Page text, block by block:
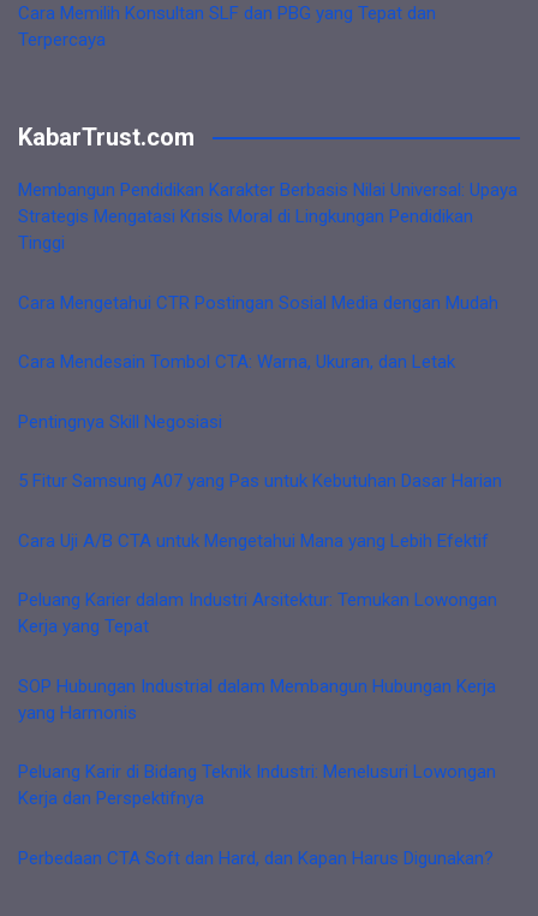
Cara Memilih Konsultan SLF dan PBG yang Tepat dan
Terpercaya
KabarTrust.com
Membangun Pendidikan Karakter Berbasis Nilai Universal: Upaya
Strategis Mengatasi Krisis Moral di Lingkungan Pendidikan
Tinggi
Cara Mengetahui CTR Postingan Sosial Media dengan Mudah
Cara Mendesain Tombol CTA: Warna, Ukuran, dan Letak
Pentingnya Skill Negosiasi
5 Fitur Samsung A07 yang Pas untuk Kebutuhan Dasar Harian
Cara Uji A/B CTA untuk Mengetahui Mana yang Lebih Efektif
Peluang Karier dalam Industri Arsitektur: Temukan Lowongan
Kerja yang Tepat
SOP Hubungan Industrial dalam Membangun Hubungan Kerja
yang Harmonis
Peluang Karir di Bidang Teknik Industri: Menelusuri Lowongan
Kerja dan Perspektifnya
Perbedaan CTA Soft dan Hard, dan Kapan Harus Digunakan?